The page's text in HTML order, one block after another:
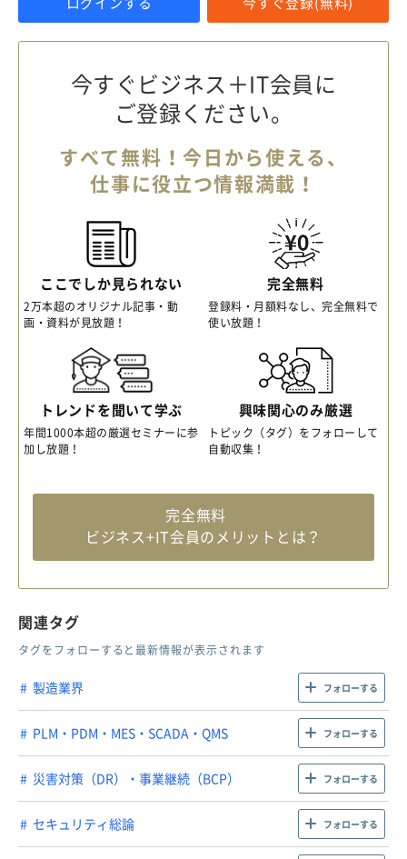
今すぐビジネス＋IT会員に
ご登録ください。
すべて無料！今日から使える、
仕事に役立つ情報満載！
ここでしか見られない
2万本超のオリジナル記事・動
画・資料が見放題！
完全無料
登録料・月額料なし、完全無料で
使い放題！
トレンドを聞いて学ぶ
年間1000本超の厳選セミナーに参
加し放題！
興味関心のみ厳選
トピック（タグ）をフォローして
自動収集！
完全無料
ビジネス+IT会員のメリットとは？
関連タグ
タグをフォローすると最新情報が表示されます
製造業界 フォローする
PLM・PDM・MES・SCADA・QMS フォローする
災害対策（DR）・事業継続（BCP） フォローする
セキュリティ総論 フォローする